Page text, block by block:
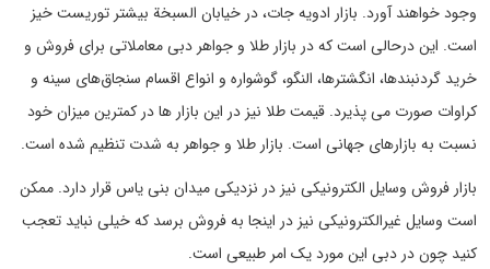
وجود خواهند آورد. بازار ادویه جات، در خیابان السبخة بیشتر توریست خیز
است. این درحالی است که در بازار طلا و جواهر دبی معاملاتی برای فروش و
خرید گردنبندها، انگشترها، النگو، گوشواره و انواع اقسام سنجاق‌های سینه و
کراوات صورت می پذیرد. قیمت طلا نیز در این بازار ها در کمترین میزان خود
نسبت به بازارهای جهانی است. بازار طلا و جواهر به شدت تنظیم شده است.
بازار فروش وسایل الکترونیکی نیز در نزدیکی میدان بنی یاس قرار دارد. ممکن
است وسایل غیرالکترونیکی نیز در اینجا به فروش برسد که خیلی نباید تعجب
کنید چون در دبی این مورد یک امر طبیعی است.